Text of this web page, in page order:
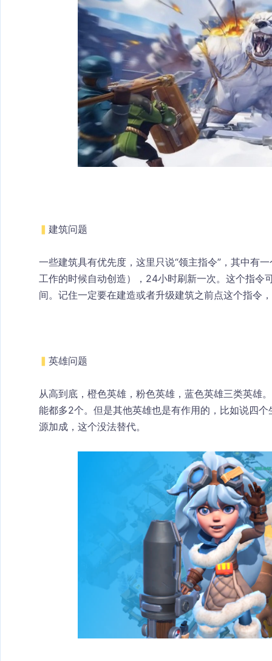
▍ 建筑问题
一些建筑具有优先度，这里只说“领主指令”，其中有
工作的时候自动创造），24小时刷新一次。这个指令
间。记住一定要在建造或者升级建筑之前点这个指令
▍ 英雄问题
从高到底，橙色英雄，粉色英雄，蓝色英雄三类英雄
能都多2个。但是其他英雄也是有作用的，比如说四
源加成，这个没法替代。